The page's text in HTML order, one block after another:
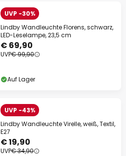
UVP -30%
Lindby Wandleuchte Florens, schwarz,
LED-Leselampe, 23,5 cm
€ 69,90
UVP€ 99,90
Auf Lager
UVP -43%
Lindby Wandleuchte Virelle, weiß, Textil,
E27
€ 19,90
UVP€ 34,90